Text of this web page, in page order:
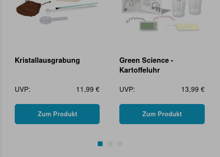
Kristallausgrabung
UVP: 11,99 €
Zum Produkt
Green Science -
Kartoffeluhr
UVP:
13,99 €
Zum Produkt